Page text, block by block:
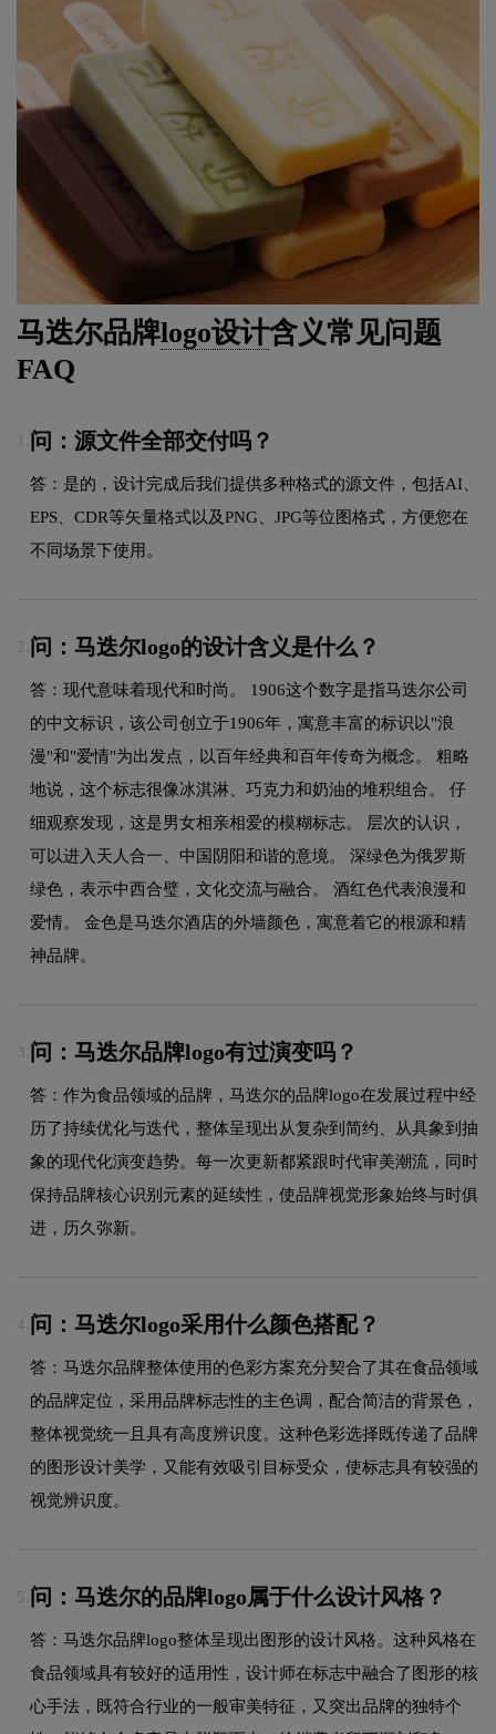
马迭尔品牌logo设计含义常见问题
FAQ
问：源文件全部交付吗？
答：是的，设计完成后我们提供多种格式的源文件，包括AI、
EPS、CDR等矢量格式以及PNG、JPG等位图格式，方便您在
不同场景下使用。
2. 问：马迭尔logo的设计含义是什么？
答：现代意味着现代和时尚。 1906这个数字是指马迭尔公司
的中文标识，该公司创立于1906年，寓意丰富的标识以"浪
漫"和"爱情"为出发点，以百年经典和百年传奇为概念。 粗略
地说，这个标志很像冰淇淋、巧克力和奶油的堆积组合。 仔
细观察发现，这是男女相亲相爱的模糊标志。 层次的认识，
可以进入天人合一、中国阴阳和谐的意境。 深绿色为俄罗斯
绿色，表示中西合璧，文化交流与融合。 酒红色代表浪漫和
爱情。 金色是马迭尔酒店的外墙颜色，寓意着它的根源和精
神品牌。
3. 问：马迭尔品牌logo有过演变吗？
答：作为食品领域的品牌，马迭尔的品牌logo在发展过程中经
历了持续优化与迭代，整体呈现出从复杂到简约、从具象到抽
象的现代化演变趋势。每一次更新都紧跟时代审美潮流，同时
保持品牌核心识别元素的延续性，使品牌视觉形象始终与时俱
进，历久弥新。
4. 问：马迭尔logo采用什么颜色搭配？
答：马迭尔品牌整体使用的色彩方案充分契合了其在食品领域
的品牌定位，采用品牌标志性的主色调，配合简洁的背景色，
整体视觉统一且具有高度辨识度。这种色彩选择既传递了品牌
的图形设计美学，又能有效吸引目标受众，使标志具有较强的
视觉辨识度。
5. 问：马迭尔的品牌logo属于什么设计风格？
答：马迭尔品牌logo整体呈现出图形的设计风格。这种风格在
食品领域具有较好的适用性，设计师在标志中融合了图形的核
心手法，既符合行业的一般审美特征，又突出品牌的独特个